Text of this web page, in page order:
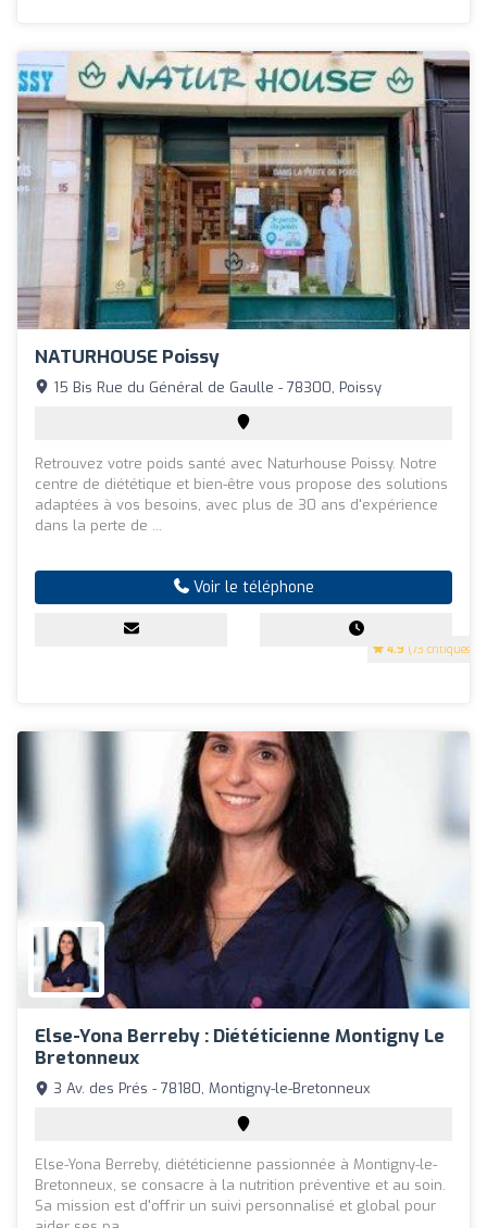
NATURHOUSE Poissy
4.9 (73 critiques)
15 Bis Rue du Général de Gaulle - 78300, Poissy
Retrouvez votre poids santé avec Naturhouse Poissy. Notre
centre de diététique et bien-être vous propose des solutions
adaptées à vos besoins, avec plus de 30 ans d'expérience
dans la perte de ...
Voir le téléphone
Else-Yona Berreby : Diététicienne Montigny Le
Bretonneux
3 Av. des Prés - 78180, Montigny-le-Bretonneux
Else-Yona Berreby, diététicienne passionnée à Montigny-le-
Bretonneux, se consacre à la nutrition préventive et au soin.
Sa mission est d'offrir un suivi personnalisé et global pour